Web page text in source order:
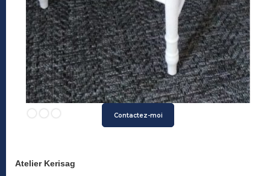
Atelier Kerisag
Slide 2 of 3.
Contactez-moi